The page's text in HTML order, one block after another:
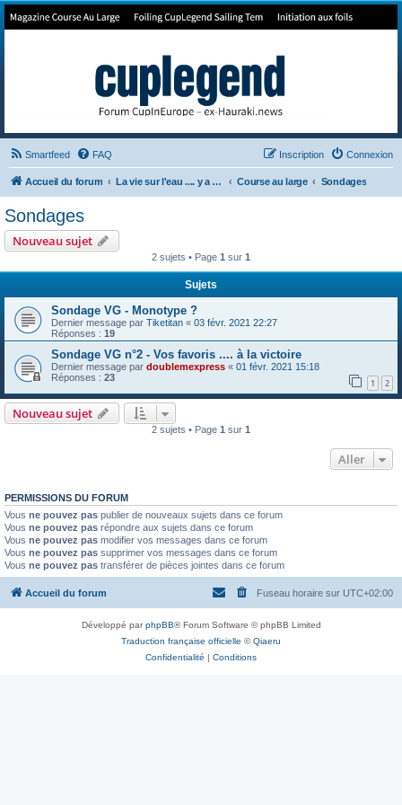
Forum de Cup In Europe
Smartfeed FAQ Connexion
Inscription
Accueil du forum La vie sur l'eau .... y a pas qu'la Cup Course au large Sondages
Sondages
Nouveau sujet
2 sujets • Page 1 sur 1
Sujets
Sondage VG - Monotype ?
Dernier message par Tiketitan « 03 févr. 2021 22:27
Réponses : 19
Sondage VG n°2 - Vos favoris .... à la victoire
Dernier message par doublemexpress « 01 févr. 2021 15:18
Réponses : 23 1 2
Nouveau sujet
2 sujets • Page 1 sur 1
Aller
PERMISSIONS DU FORUM
Vous ne pouvez pas publier de nouveaux sujets dans ce forum
Vous ne pouvez pas répondre aux sujets dans ce forum
Vous ne pouvez pas modifier vos messages dans ce forum
Vous ne pouvez pas supprimer vos messages dans ce forum
Vous ne pouvez pas transférer de pièces jointes dans ce forum
Accueil du forum Fuseau horaire sur UTC+02:00
Développé parphpBB® Forum Software © phpBB Limited
Traduction française officielle ©Qiaeru
Confidentialité | Conditions